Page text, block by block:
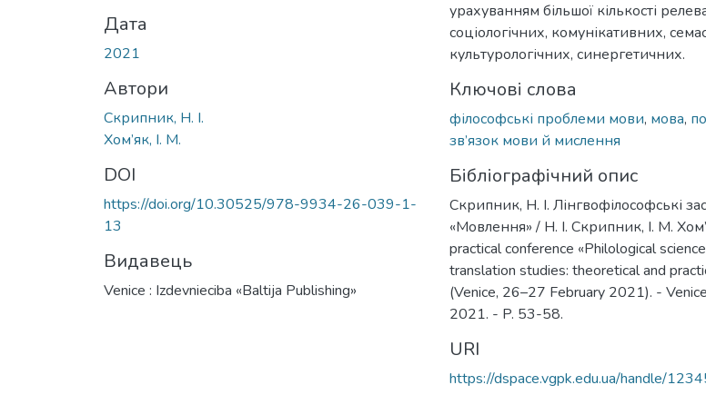
Дата
2021
Автори
Скрипник, Н. І.
Хом’як, І. М.
DOI
https://doi.org/10.30525/978-9934-26-039-1-
13
Видавець
Venice : Izdevnieciba «Baltija Publishing»
урахуванням більшої кількості
соціологічних, комунікативних,
культурологічних, синергетичних.
Ключові слова
філософські проблеми мови, мова,
зв’язок мови й мислення
Бібліографічний опис
Скрипник, Н. І. Лінгвофілософські
«Мовлення» / Н. І. Скрипник, І. М.
practical conference «Philological
translation studies: theoretical and
(Venice, 26–27 February 2021). -
2021. - P. 53-58.
URI
https://dspace.vgpk.edu.ua/handle/